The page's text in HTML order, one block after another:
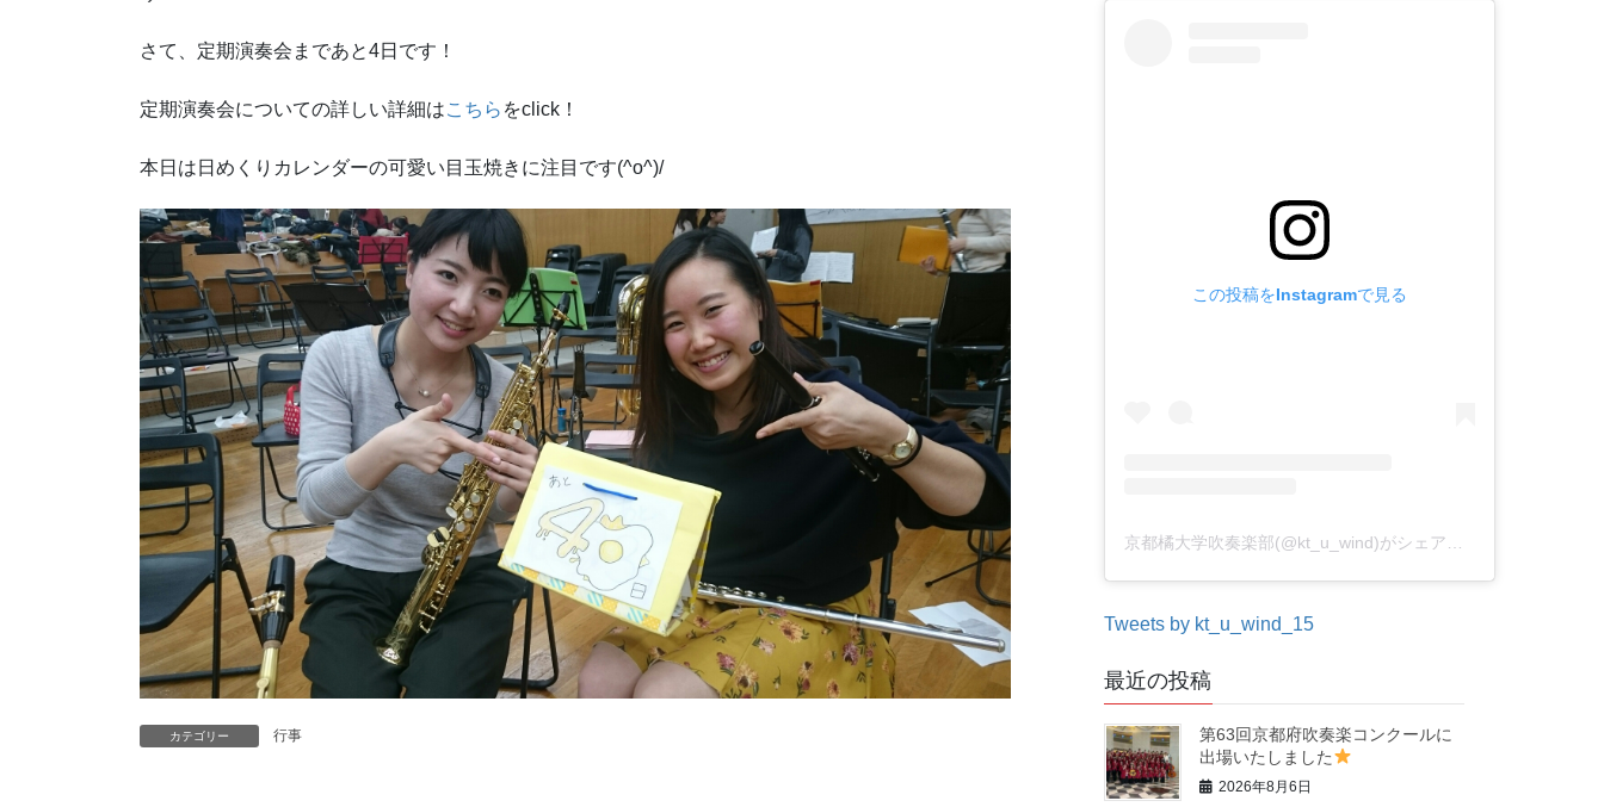
さて、定期演奏会まであと4日です！
定期演奏会についての詳しい詳細はこちら をclick！
本日は日めくりカレンダーの可愛い目玉焼きに注目です(^o^)/
カテゴリー 行事
この投稿をInstagramで見る
Tweets by kt_u_wind_15
最近の投稿
第63回京都府吹奏楽コンクールに
出場いたしました
2026年8月6日